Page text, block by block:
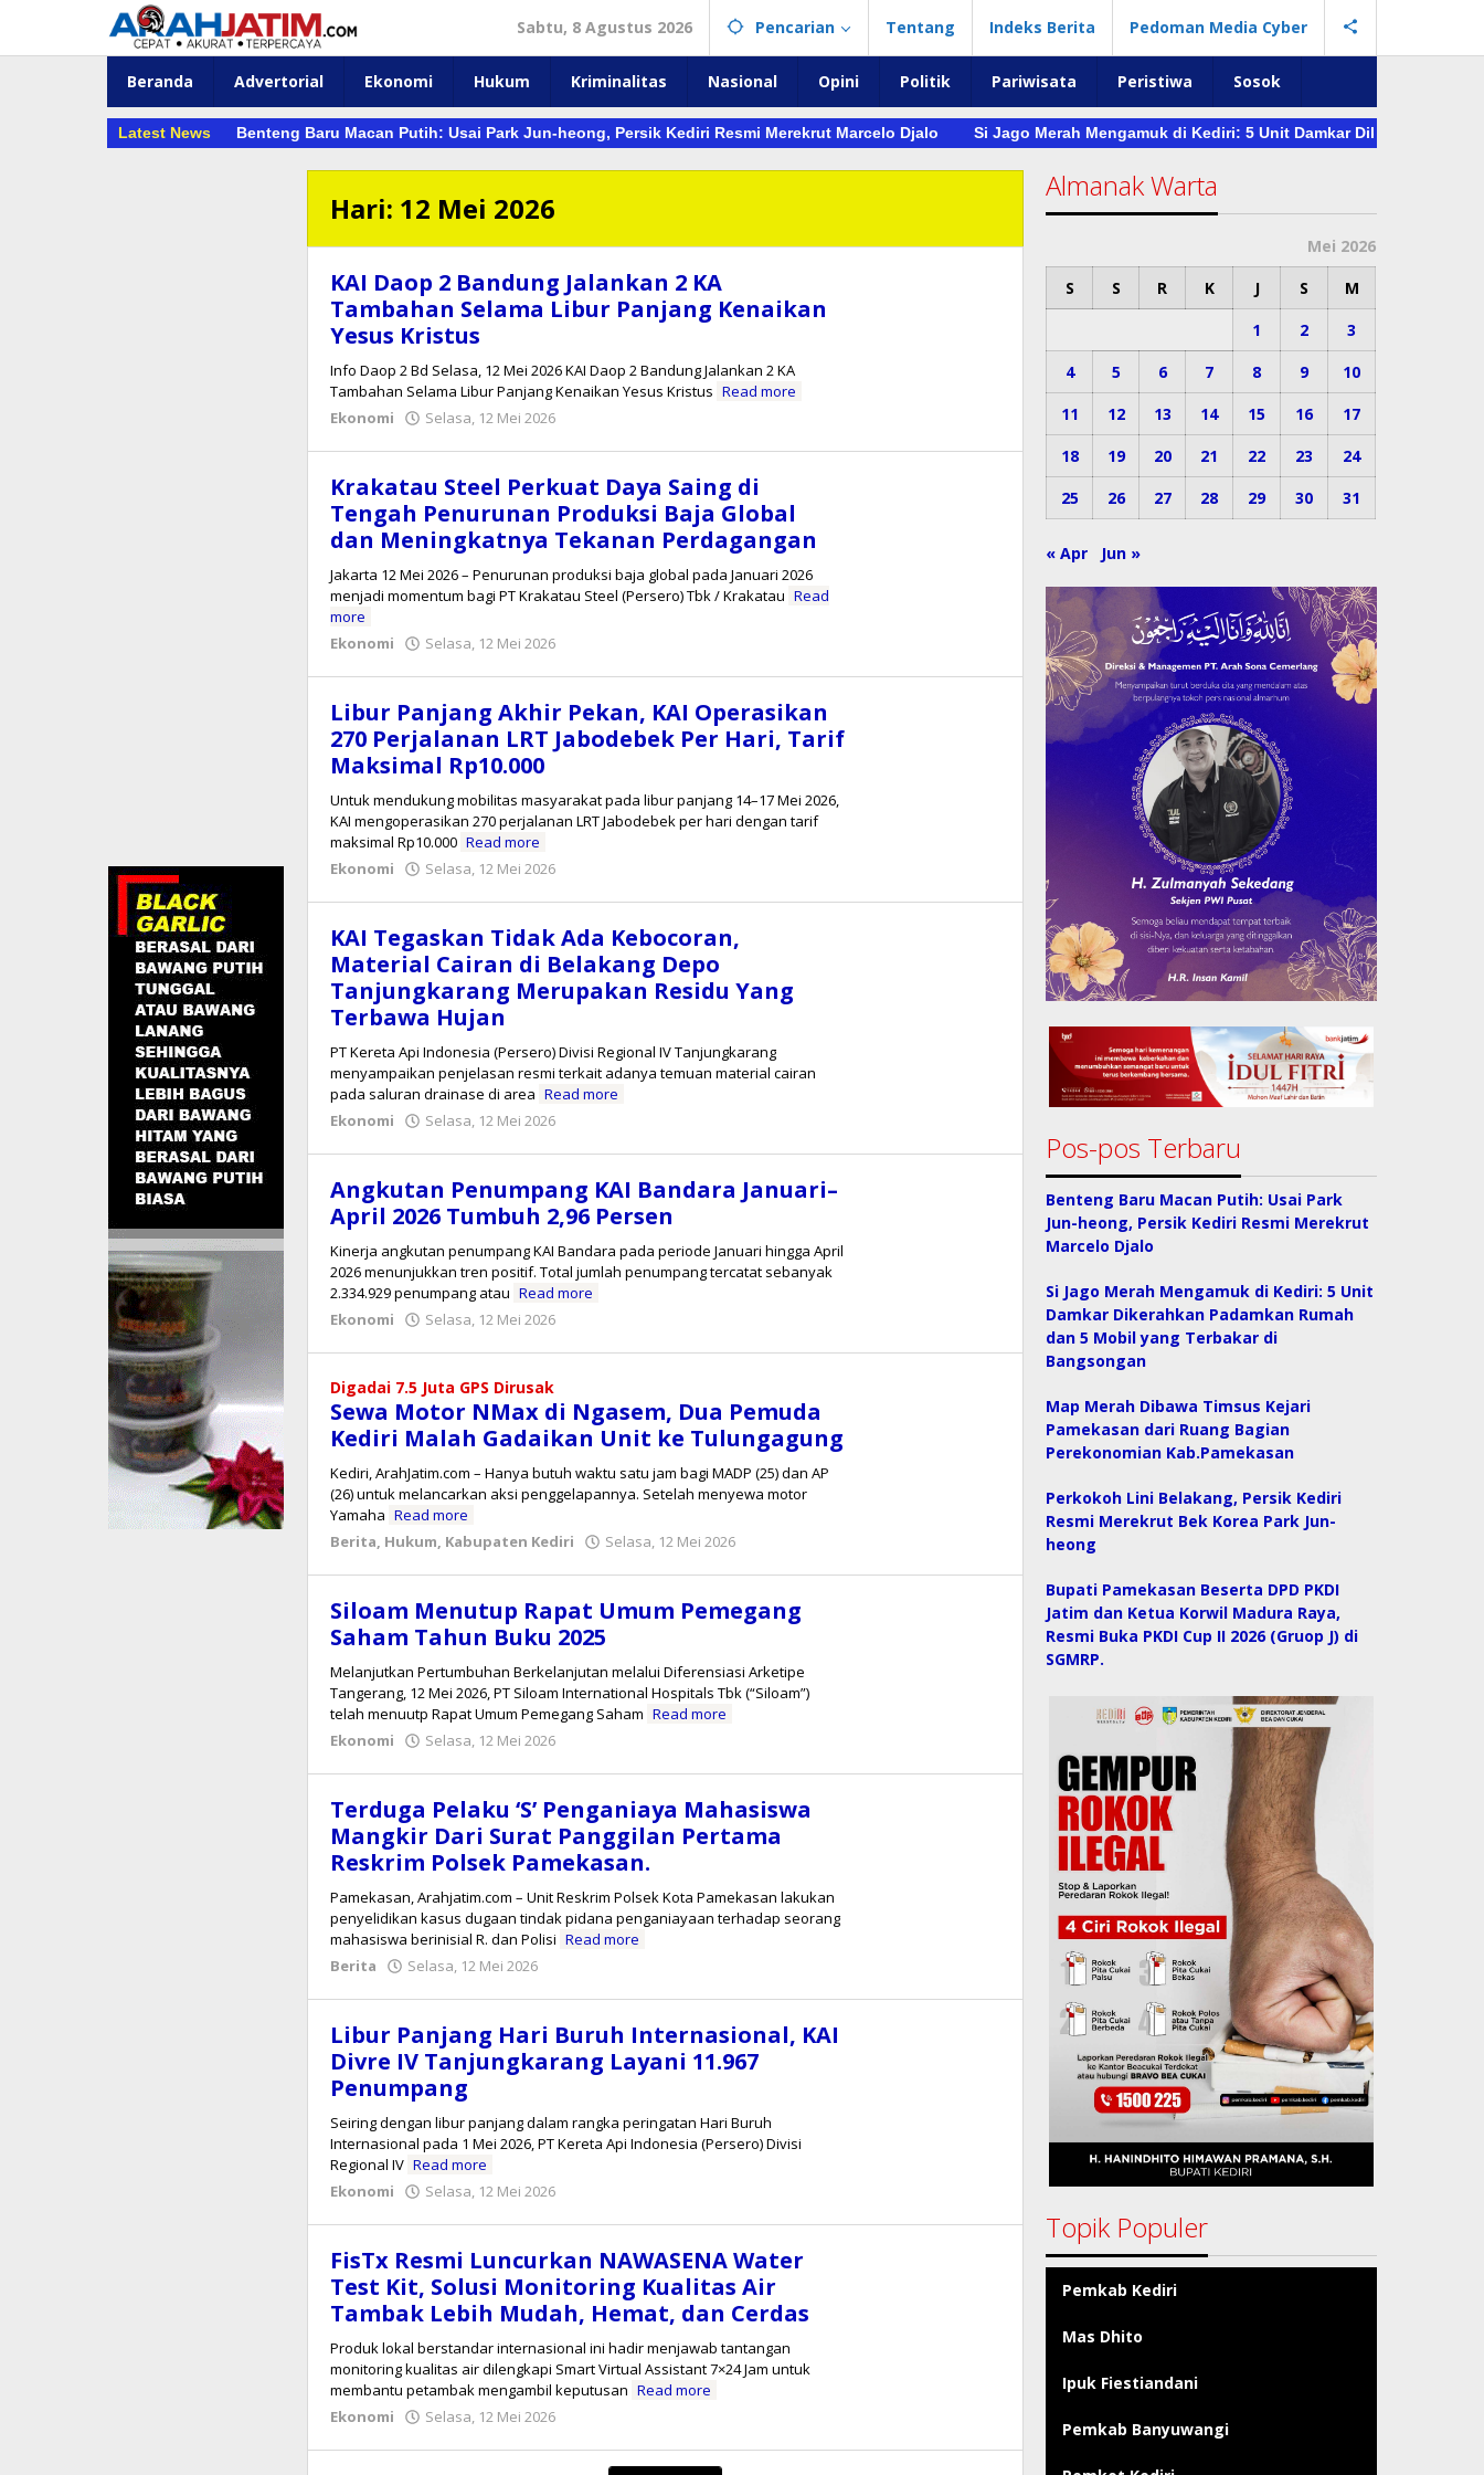
konten
Sabtu, 8 Agustus 2026 Pencarian Tentang Indeks Berita Pedoman Media Cyber
Beranda Advertorial Ekonomi Hukum Kriminalitas Nasional Opini Politik Pariwisata Peristiwa Sosok
Latest News Benteng Baru Macan Putih: Usai Park Jun-heong, Persik Kediri Resmi Merekrut Marcelo Djalo Si Jago Merah Mengamuk di Kediri: 5 Unit Damkar Dikerahkan
Hari: 12 Mei 2026
KAI Daop 2 Bandung Jalankan 2 KA
Tambahan Selama Libur Panjang Kenaikan
Yesus Kristus
Info Daop 2 Bd Selasa, 12 Mei 2026 KAI Daop 2 Bandung Jalankan 2 KA
Tambahan Selama Libur Panjang Kenaikan Yesus Kristus Read more
Ekonomi
Selasa, 12 Mei 2026
Krakatau Steel Perkuat Daya Saing di
Tengah Penurunan Produksi Baja Global
dan Meningkatnya Tekanan Perdagangan
Jakarta 12 Mei 2026 – Penurunan produksi baja global pada Januari 2026
menjadi momentum bagi PT Krakatau Steel (Persero) Tbk / Krakatau Read
more
Ekonomi
Selasa, 12 Mei 2026
Libur Panjang Akhir Pekan, KAI Operasikan
270 Perjalanan LRT Jabodebek Per Hari, Tarif
Maksimal Rp10.000
Untuk mendukung mobilitas masyarakat pada libur panjang 14–17 Mei 2026,
KAI mengoperasikan 270 perjalanan LRT Jabodebek per hari dengan tarif
maksimal Rp10.000 Read more
Ekonomi
Selasa, 12 Mei 2026
KAI Tegaskan Tidak Ada Kebocoran,
Material Cairan di Belakang Depo
Tanjungkarang Merupakan Residu Yang
Terbawa Hujan
PT Kereta Api Indonesia (Persero) Divisi Regional IV Tanjungkarang
menyampaikan penjelasan resmi terkait adanya temuan material cairan
pada saluran drainase di area Read more
Ekonomi
Selasa, 12 Mei 2026
Angkutan Penumpang KAI Bandara Januari–
April 2026 Tumbuh 2,96 Persen
Kinerja angkutan penumpang KAI Bandara pada periode Januari hingga April
2026 menunjukkan tren positif. Total jumlah penumpang tercatat sebanyak
2.334.929 penumpang atau Read more
Ekonomi
Selasa, 12 Mei 2026
Digadai 7.5 Juta GPS Dirusak
Sewa Motor NMax di Ngasem, Dua Pemuda
Kediri Malah Gadaikan Unit ke Tulungagung
​Kediri, ArahJatim.com – Hanya butuh waktu satu jam bagi MADP (25) dan AP
(26) untuk melancarkan aksi penggelapannya. Setelah menyewa motor
Yamaha Read more
Berita, Hukum, Kabupaten Kediri Selasa, 12 Mei 2026
Siloam Menutup Rapat Umum Pemegang
Saham Tahun Buku 2025
Melanjutkan Pertumbuhan Berkelanjutan melalui Diferensiasi Arketipe
Tangerang, 12 Mei 2026, PT Siloam International Hospitals Tbk (“Siloam”)
telah menuutp Rapat Umum Pemegang Saham Read more
Ekonomi
Selasa, 12 Mei 2026
Terduga Pelaku ‘S’ Penganiaya Mahasiswa
Mangkir Dari Surat Panggilan Pertama
Reskrim Polsek Pamekasan.
Pamekasan, Arahjatim.com – Unit Reskrim Polsek Kota Pamekasan lakukan
penyelidikan kasus dugaan tindak pidana penganiayaan terhadap seorang
mahasiswa berinisial R. dan Polisi Read more
Berita
Selasa, 12 Mei 2026
Libur Panjang Hari Buruh Internasional, KAI
Divre IV Tanjungkarang Layani 11.967
Penumpang
Seiring dengan libur panjang dalam rangka peringatan Hari Buruh
Internasional pada 1 Mei 2026, PT Kereta Api Indonesia (Persero) Divisi
Regional IV Read more
Ekonomi
Selasa, 12 Mei 2026
FisTx Resmi Luncurkan NAWASENA Water
Test Kit, Solusi Monitoring Kualitas Air
Tambak Lebih Mudah, Hemat, dan Cerdas
Produk lokal berstandar internasional ini hadir menjawab tantangan
monitoring kualitas air dilengkapi Smart Virtual Assistant 7×24 Jam untuk
membantu petambak mengambil keputusan Read more
Ekonomi
Selasa, 12 Mei 2026
Almanak Warta
Mei 2026
S
S R K J S
M
1
2
3
4
5 6 7 8 9
10
11
12 13 14 15 16
17
18
19 20 21 22 23
24
25
26 27 28 29 30 31
« Apr Jun »
Pos-pos Terbaru
Benteng Baru Macan Putih: Usai Park
Jun-heong, Persik Kediri Resmi Merekrut
Marcelo Djalo
Si Jago Merah Mengamuk di Kediri: 5 Unit
Damkar Dikerahkan Padamkan Rumah
dan 5 Mobil yang Terbakar di
Bangsongan
Map Merah Dibawa Timsus Kejari
Pamekasan dari Ruang Bagian
Perekonomian Kab.Pamekasan
Perkokoh Lini Belakang, Persik Kediri
Resmi Merekrut Bek Korea Park Jun-
heong
Bupati Pamekasan Beserta DPD PKDI
Jatim dan Ketua Korwil Madura Raya,
Resmi Buka PKDI Cup II 2026 (Gruop J) di
SGMRP.
Topik Populer
Pemkab Kediri
Mas Dhito
Ipuk Fiestiandani
Pemkab Banyuwangi